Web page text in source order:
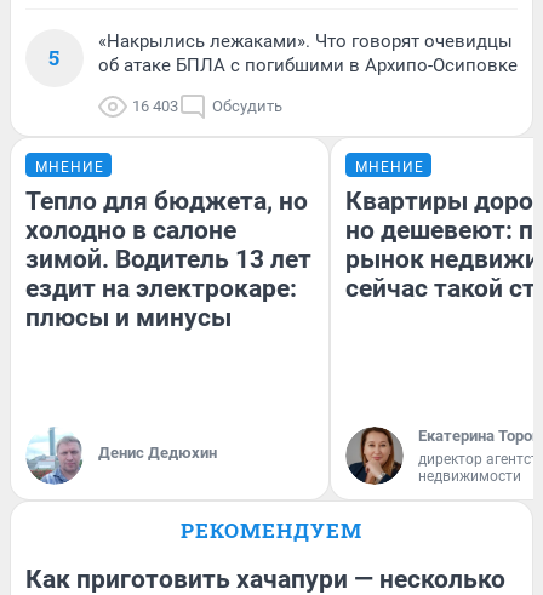
5
«Накрылись лежаками». Что говорят очевидцы
об атаке БПЛА с погибшими в Архипо-Осиповке
16 403 Обсудить
МНЕНИЕ
Тепло для бюджета, но
холодно в салоне
зимой. Водитель 13 лет
ездит на электрокаре:
плюсы и минусы
Денис Дедюхин
МНЕНИЕ
Квартиры
но дешевеют:
рынок
сейчас такой
Екатерина
директор
недвижимости
РЕКОМЕНДУЕМ
Как приготовить хачапури — несколько